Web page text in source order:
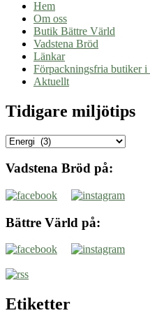
Hem
Om oss
Butik Bättre Värld
Vadstena Bröd
Länkar
Förpackningsfria butiker i
Aktuellt
Tidigare miljötips
Tidigare
Vadstena Bröd på:
Bättre Värld på:
Etiketter